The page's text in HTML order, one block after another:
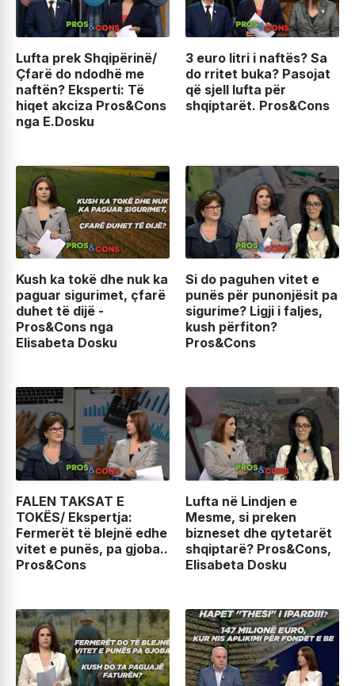
Lufta prek Shqipërinë/
Çfarë do ndodhë me
naftën? Eksperti: Të
hiqet akciza Pros&Cons
nga E.Dosku
3 euro litri i naftës? Sa
do rritet buka? Pasojat
që sjell lufta për
shqiptarët. Pros&Cons
Kush ka tokë dhe nuk ka
paguar sigurimet, çfarë
duhet të dijë -
Pros&Cons nga
Elisabeta Dosku
Si do paguhen vitet e
punës për punonjësit pa
sigurime? Ligji i faljes,
kush përfiton?
Pros&Cons
FALEN TAKSAT E
TOKËS/ Ekspertja:
Fermerët të blejnë edhe
vitet e punës, pa gjoba..
Pros&Cons
Lufta në Lindjen e
Mesme, si preken
bizneset dhe qytetarët
shqiptarë? Pros&Cons,
Elisabeta Dosku